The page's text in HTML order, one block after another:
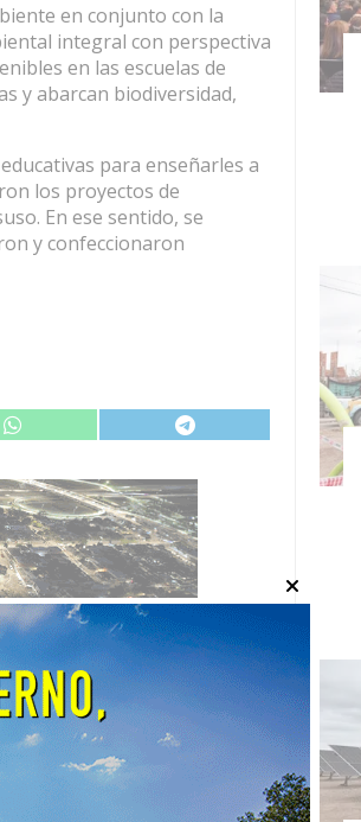
en conjunto con la
integral con perspectiva
en las escuelas de
y abarcan biodiversidad,
para enseñarles a
los proyectos de
En ese sentido, se
y confeccionaron